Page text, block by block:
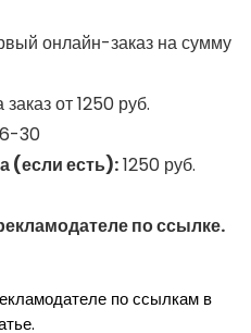
онлайн-заказ на сумму
от 1250 руб.
30
(если есть):1250 руб.
по ссылке.
по ссылкам в